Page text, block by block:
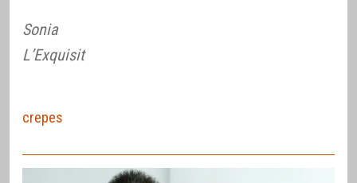
Sonia
L’Exquisit
crepes